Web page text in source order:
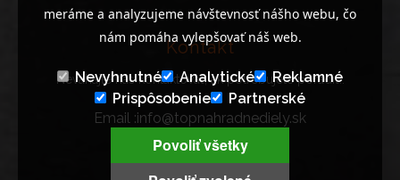
Kontakt
Neváhajte nás kontaktovať, ak potrebujete poradiť..
Email :info@topnahradnediely.sk
Tel : +421 919 278 288
9:00 - 14:00 ( PO - PI )
meráme a analyzujeme návštevnosť nášho webu, čo
nám pomáha vylepšovať náš web.
Nevyhnutné Analytické
Reklamné
Prispôsobenie
Partnerské
Povoliť všetky